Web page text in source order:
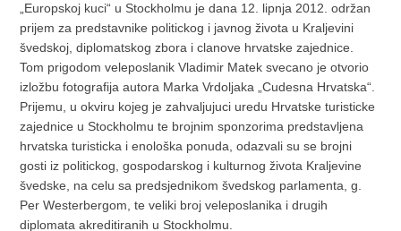
„Europskoj kuci“ u Stockholmu je dana 12. lipnja 2012. održan
prijem za predstavnike politickog i javnog života u Kraljevini
švedskoj, diplomatskog zbora i clanove hrvatske zajednice.
Tom prigodom veleposlanik Vladimir Matek svecano je otvorio
izložbu fotografija autora Marka Vrdoljaka „Cudesna Hrvatska“.
Prijemu, u okviru kojeg je zahvaljujuci uredu Hrvatske turisticke
zajednice u Stockholmu te brojnim sponzorima predstavljena
hrvatska turisticka i enološka ponuda, odazvali su se brojni
gosti iz politickog, gospodarskog i kulturnog života Kraljevine
švedske, na celu sa predsjednikom švedskog parlamenta, g.
Per Westerbergom, te veliki broj veleposlanika i drugih
diplomata akreditiranih u Stockholmu.